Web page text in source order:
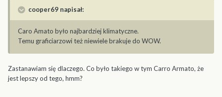
cooper69 napisał:
Caro Amato było najbardziej klimatyczne.
Temu graficiarzowi też niewiele brakuje do WOW.
Zastanawiam się dlaczego. Co było takiego w tym Carro Armato, że
jest lepszy od tego, hmm?